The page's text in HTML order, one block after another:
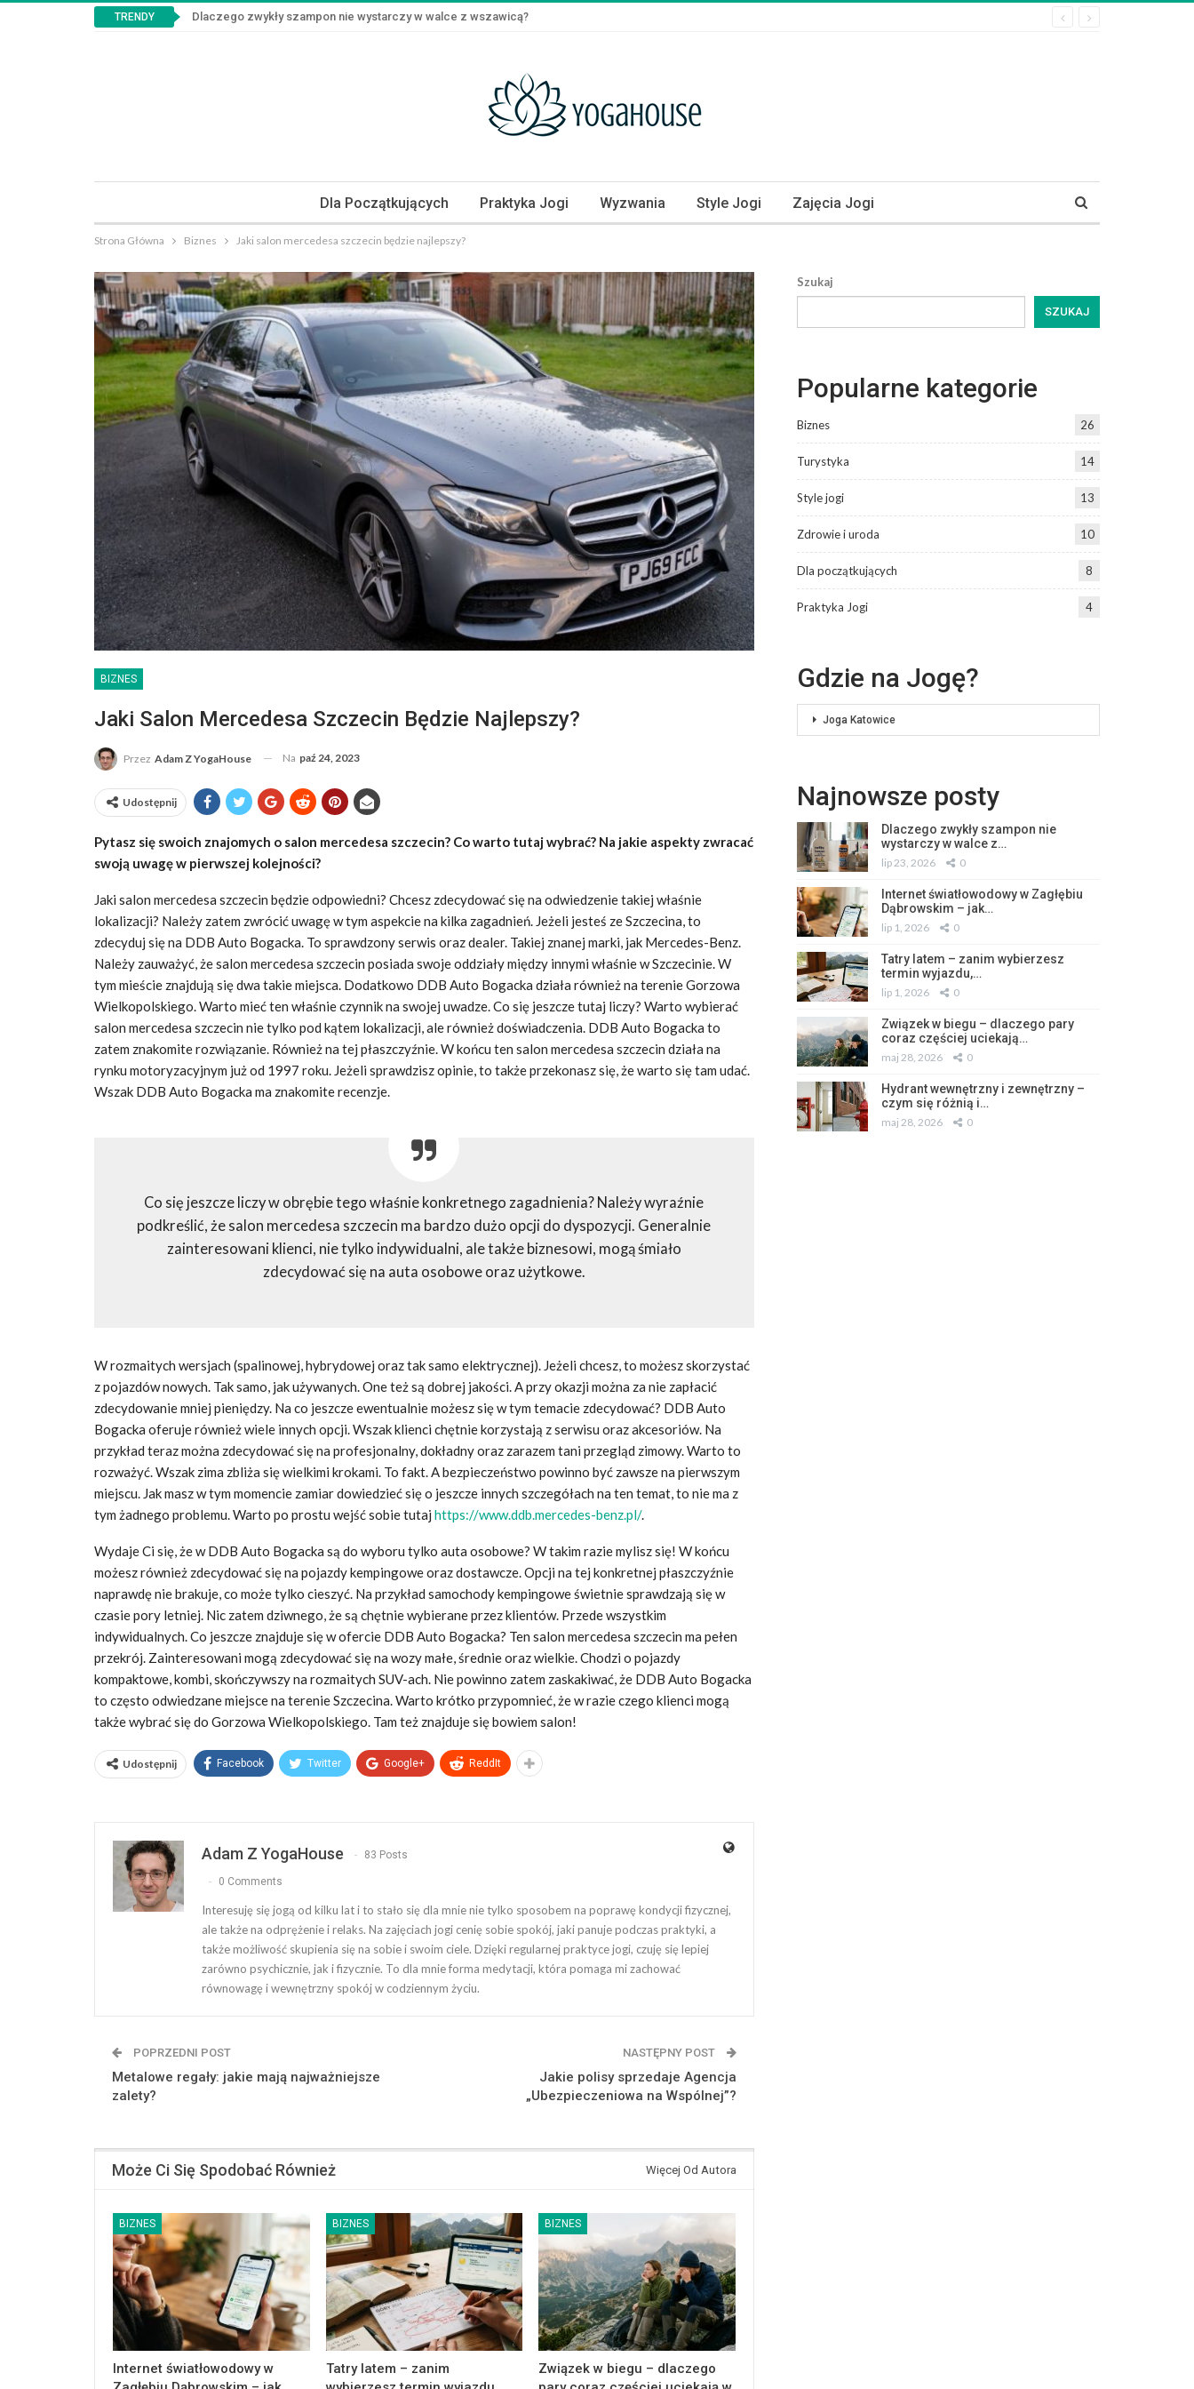
TRENDY Dlaczego zwykły szampon nie wystarczy w walce z wszawicą?
Dla Początkujących Praktyka Jogi Wyzwania Style Jogi Zajęcia Jogi
Strona Główna Biznes Jaki salon mercedesa szczecin będzie najlepszy?
BIZNES
Jaki Salon Mercedesa Szczecin Będzie Najlepszy?
Przez Adam Z YogaHouse Na paź 24, 2023
Udostępnij
Pytasz się swoich znajomych o salon mercedesa szczecin? Co warto tutaj wybrać? Na jakie aspekty zwracać
swoją uwagę w pierwszej kolejności?
Jaki salon mercedesa szczecin będzie odpowiedni? Chcesz zdecydować się na odwiedzenie takiej właśnie
lokalizacji? Należy zatem zwrócić uwagę w tym aspekcie na kilka zagadnień. Jeżeli jesteś ze Szczecina, to
zdecyduj się na DDB Auto Bogacka. To sprawdzony serwis oraz dealer. Takiej znanej marki, jak Mercedes-Benz.
Należy zauważyć, że salon mercedesa szczecin posiada swoje oddziały między innymi właśnie w Szczecinie. W
tym mieście znajdują się dwa takie miejsca. Dodatkowo DDB Auto Bogacka działa również na terenie Gorzowa
Wielkopolskiego. Warto mieć ten właśnie czynnik na swojej uwadze. Co się jeszcze tutaj liczy? Warto wybierać
salon mercedesa szczecin nie tylko pod kątem lokalizacji, ale również doświadczenia. DDB Auto Bogacka to
zatem znakomite rozwiązanie. Również na tej płaszczyźnie. W końcu ten salon mercedesa szczecin działa na
rynku motoryzacyjnym już od 1997 roku. Jeżeli sprawdzisz opinie, to także przekonasz się, że warto się tam udać.
Wszak DDB Auto Bogacka ma znakomite recenzje.
Co się jeszcze liczy w obrębie tego właśnie konkretnego zagadnienia? Należy wyraźnie
podkreślić, że salon mercedesa szczecin ma bardzo dużo opcji do dyspozycji. Generalnie
zainteresowani klienci, nie tylko indywidualni, ale także biznesowi, mogą śmiało
zdecydować się na auta osobowe oraz użytkowe.
W rozmaitych wersjach (spalinowej, hybrydowej oraz tak samo elektrycznej). Jeżeli chcesz, to możesz skorzystać
z pojazdów nowych. Tak samo, jak używanych. One też są dobrej jakości. A przy okazji można za nie zapłacić
zdecydowanie mniej pieniędzy. Na co jeszcze ewentualnie możesz się w tym temacie zdecydować? DDB Auto
Bogacka oferuje również wiele innych opcji. Wszak klienci chętnie korzystają z serwisu oraz akcesoriów. Na
przykład teraz można zdecydować się na profesjonalny, dokładny oraz zarazem tani przegląd zimowy. Warto to
rozważyć. Wszak zima zbliża się wielkimi krokami. To fakt. A bezpieczeństwo powinno być zawsze na pierwszym
miejscu. Jak masz w tym momencie zamiar dowiedzieć się o jeszcze innych szczegółach na ten temat, to nie ma z
tym żadnego problemu. Warto po prostu wejść sobie tutaj https://www.ddb.mercedes-benz.pl/.
Wydaje Ci się, że w DDB Auto Bogacka są do wyboru tylko auta osobowe? W takim razie mylisz się! W końcu
możesz również zdecydować się na pojazdy kempingowe oraz dostawcze. Opcji na tej konkretnej płaszczyźnie
naprawdę nie brakuje, co może tylko cieszyć. Na przykład samochody kempingowe świetnie sprawdzają się w
czasie pory letniej. Nic zatem dziwnego, że są chętnie wybierane przez klientów. Przede wszystkim
indywidualnych. Co jeszcze znajduje się w ofercie DDB Auto Bogacka? Ten salon mercedesa szczecin ma pełen
przekrój. Zainteresowani mogą zdecydować się na wozy małe, średnie oraz wielkie. Chodzi o pojazdy
kompaktowe, kombi, skończywszy na rozmaitych SUV-ach. Nie powinno zatem zaskakiwać, że DDB Auto Bogacka
to często odwiedzane miejsce na terenie Szczecina. Warto krótko przypomnieć, że w razie czego klienci mogą
także wybrać się do Gorzowa Wielkopolskiego. Tam też znajduje się bowiem salon!
Udostępnij Facebook Twitter Google+ ReddIt
Adam Z YogaHouse 83 Posts
0 Comments
Interesuję się jogą od kilku lat i to stało się dla mnie nie tylko sposobem na poprawę kondycji fizycznej,
ale także na odprężenie i relaks. Na zajęciach jogi cenię sobie spokój, jaki panuje podczas praktyki, a
także możliwość skupienia się na sobie i swoim ciele. Dzięki regularnej praktyce jogi, czuję się lepiej
zarówno psychicznie, jak i fizycznie. To dla mnie forma medytacji, która pomaga mi zachować
równowagę i wewnętrzny spokój w codziennym życiu.
POPRZEDNI POST
Metalowe regały: jakie mają najważniejsze
zalety?
NASTĘPNY POST
Jakie polisy sprzedaje Agencja
„Ubezpieczeniowa na Wspólnej”?
Może Ci Się Spodobać Również Więcej Od Autora
BIZNES
Internet światłowodowy w
BIZNES
Tatry latem – zanim
BIZNES
Związek w biegu – dlaczego
Szukaj
SZUKAJ
Popularne kategorie
Biznes 26
Turystyka 14
Style jogi 13
Zdrowie i uroda 10
Dla początkujących 8
Praktyka Jogi 4
Gdzie na Jogę?
Joga Katowice
Najnowsze posty
Dlaczego zwykły szampon nie
wystarczy w walce z…
lip 23, 2026 0
Internet światłowodowy w Zagłębiu
Dąbrowskim – jak…
lip 1, 2026 0
Tatry latem – zanim wybierzesz
termin wyjazdu,…
lip 1, 2026 0
Związek w biegu – dlaczego pary
coraz częściej uciekają…
maj 28, 2026 0
Hydrant wewnętrzny i zewnętrzny –
czym się różnią i…
maj 28, 2026 0